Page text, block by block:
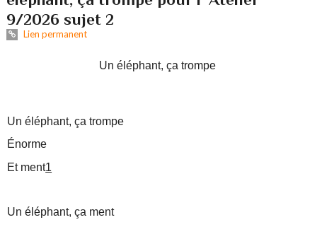
9/2026 sujet 2
Lien permanent
Un éléphant, ça trompe
Un éléphant, ça trompe
Énorme
Et ment1
Un éléphant, ça ment